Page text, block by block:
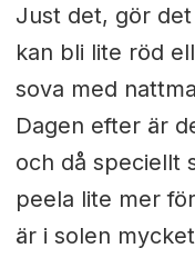
Just det, gör
kan bli lite röd
sova med
Dagen efter är
och då speciellt
peela lite mer
är i solen